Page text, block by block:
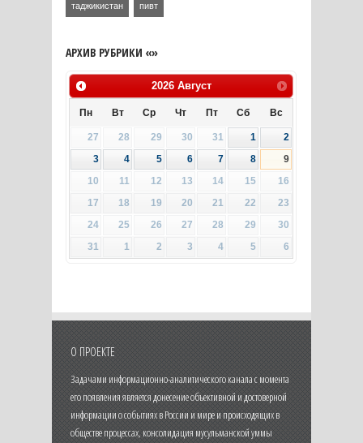
таджикистан пивт
АРХИВ РУБРИКИ «»
2026 Август
Пн Вт Ср Чт Пт Сб Вс
27 28 29 30 31 1
2
3
4 5 6 7 8
9
10
11 12 13 14 15
16
17
18 19 20 21 22
23
24
25 26 27 28 29
30
31
1 2 3 4 5 6
О ПРОЕКТЕ
Задачами информационно-аналитического канала с момента
его появления является донесение объективной и достоверной
информации о событиях в России и мире и происходящих в
обществе процессах, консолидация мусульманской уммы